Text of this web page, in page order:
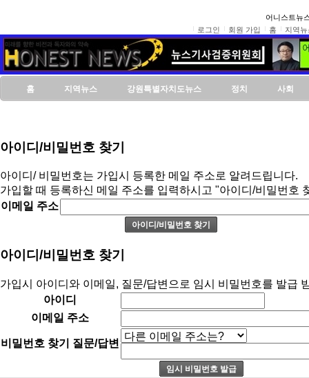
어니스트뉴
로그인
회원 가입 홈 지역뉴
홈 지역뉴스 강원특별자치도뉴스 정치 사회
아이디/비밀번호 찾기
아이디/ 비밀번호는 가입시 등록한 메일 주소로 알려드립니다.
가입할 때 등록하신 메일 주소를 입력하시고 "아이디/비밀번호
이메일 주소
아이디/비밀번호 찾기
가입시 아이디와 이메일, 질문/답변으로 임시 비밀번호를 발급
아이디
이메일 주소
비밀번호 찾기 질문/답변